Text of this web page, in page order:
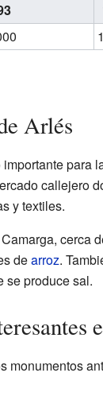
Arlés
para
callejero
y textiles.
cerca
dearroz.
se produce sal.
monumentos